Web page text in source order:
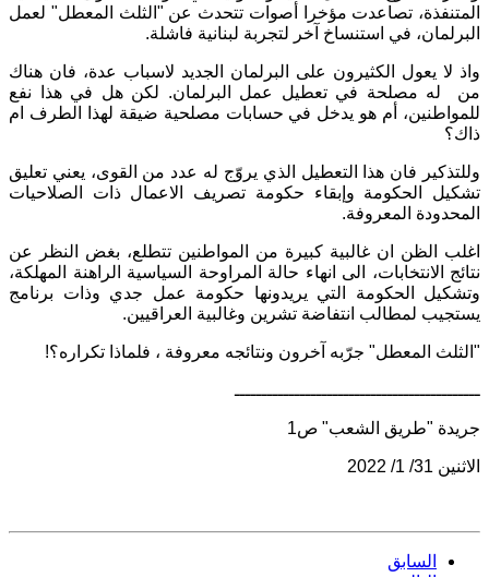
المتنفذة، تصاعدت مؤخرا أصوات تتحدث عن "الثلث المعطل" لعمل
البرلمان، في استنساخ آخر لتجربة لبنانية فاشلة.
واذ لا يعول الكثيرون على البرلمان الجديد لاسباب عدة، فان هناك
من له مصلحة في تعطيل عمل البرلمان. لكن هل في هذا نفع
للمواطنين، أم هو يدخل في حسابات مصلحية ضيقة لهذا الطرف ام
ذاك؟
وللتذكير فان هذا التعطيل الذي يروّج له عدد من القوى، يعني تعليق
تشكيل الحكومة وإبقاء حكومة تصريف الاعمال ذات الصلاحيات
المحدودة المعروفة.
اغلب الظن ان غالبية كبيرة من المواطنين تتطلع، بغض النظر عن
نتائج الانتخابات، الى انهاء حالة المراوحة السياسية الراهنة المهلكة،
وتشكيل الحكومة التي يريدونها حكومة عمل جدي وذات برنامج
يستجيب لمطالب انتفاضة تشرين وغالبية العراقيين.
"الثلث المعطل" جرّبه آخرون ونتائجه معروفة ، فلماذا تكراره؟!
ـــــــــــــــــــــــــــــــــــــــــــــ
جريدة "طريق الشعب" ص1
الاثنين 31/ 1/ 2022
السابق